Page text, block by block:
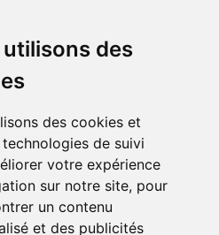
des
des cookies et
de suivi
votre expérience
sur notre site, pour
un contenu
et des publicités
83 17